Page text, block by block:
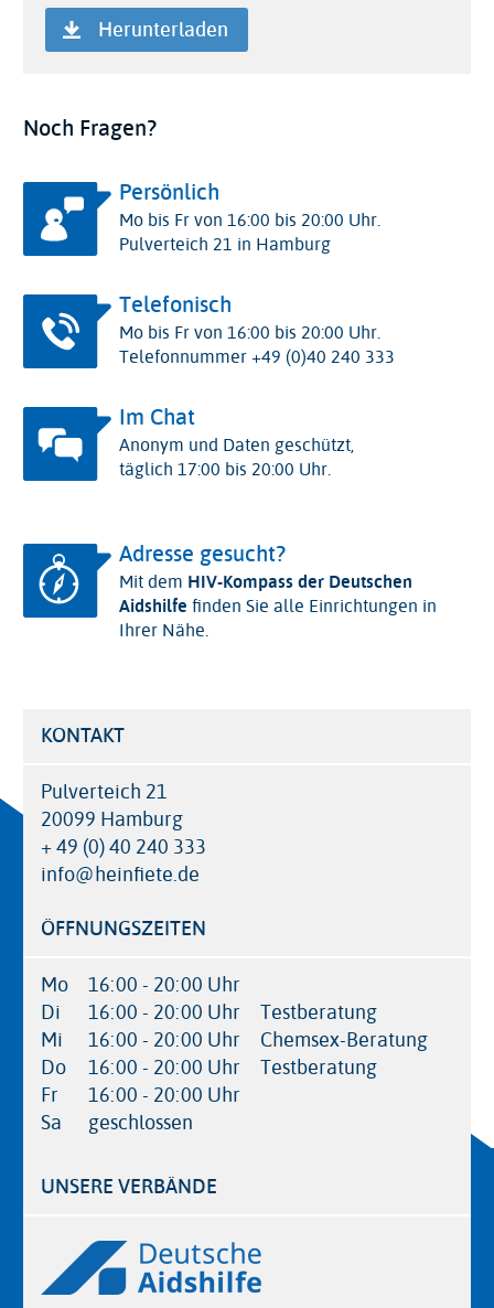
Herunterladen
Noch Fragen?
Persönlich
Mo bis Fr von 16:00 bis 20:00 Uhr.
Pulverteich 21 in Hamburg
Telefonisch
Mo bis Fr von 16:00 bis 20:00 Uhr.
Telefonnummer +49 (0)40 240 333
Im Chat
Anonym und Daten geschützt,
täglich 17:00 bis 20:00 Uhr.
Adresse gesucht?
Mit dem HIV-Kompass der Deutschen
Aidshilfe finden Sie alle Einrichtungen in
Ihrer Nähe.
KONTAKT
Pulverteich 21
20099 Hamburg
+ 49 (0) 40 240 333
info@heinfiete.de
ÖFFNUNGSZEITEN
Mo
16:00 - 20:00 Uhr
Di
16:00 - 20:00 Uhr
Testberatung
Mi
16:00 - 20:00 Uhr
Chemsex-Beratung
Do
16:00 - 20:00 Uhr
Testberatung
Fr
16:00 - 20:00 Uhr
Sa
geschlossen
UNSERE VERBÄNDE
Logos